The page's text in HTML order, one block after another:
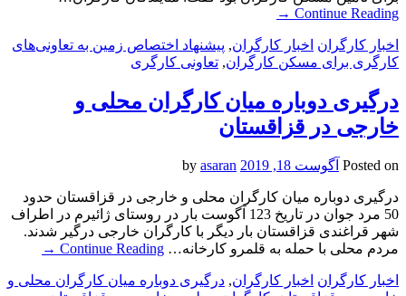
Continue Reading
→
اخبار کارگران اخبار کارگران, پیشنهاد اختصاص زمین به تعاونی‌های
کارگری برای مسکن کارگران, تعاونی کارگری
درگیری دوباره میان کارگران محلی و
خارجی در قزاقستان
Posted on آگوست 18, 2019 asaran
درگیری دوباره میان کارگران محلی و خارجی در قزاقستان حدود
50 مرد جوان در تاریخ 123 آگوست بار در روستای ژائیرم در اطراف
شهر قراغندی قزاقستان بار دیگر با کارگران خارجی درگیر شدند.
مردم محلی با حمله به قلمرو کارخانه… Continue Reading
→
اخبار کارگران اخبار کارگران, درگیری دوباره میان کارگران محلی و